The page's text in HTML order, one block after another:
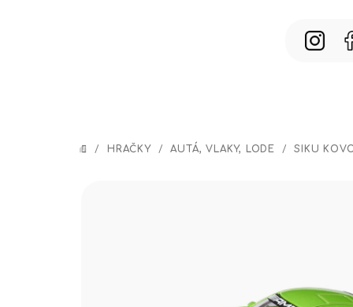
DOMOV
/ HRAČKY / AUTÁ, VLAKY, LODE / SIKU